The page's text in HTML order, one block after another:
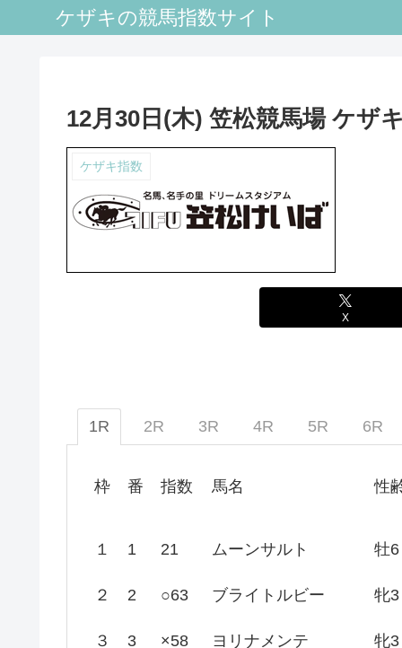
ケザキの競馬指数サイト
12月30日(木) 笠松競馬場 ケザ
ケザキ指数
X
1R 2R 3R 4R 5R 6R
枠 番 指数 馬名 性
１ 1 21 ムーンサルト 牡6
２ 2 ○63 ブライトルビー 牝3
３ 3 ×58 ヨリナメンテ 牝3